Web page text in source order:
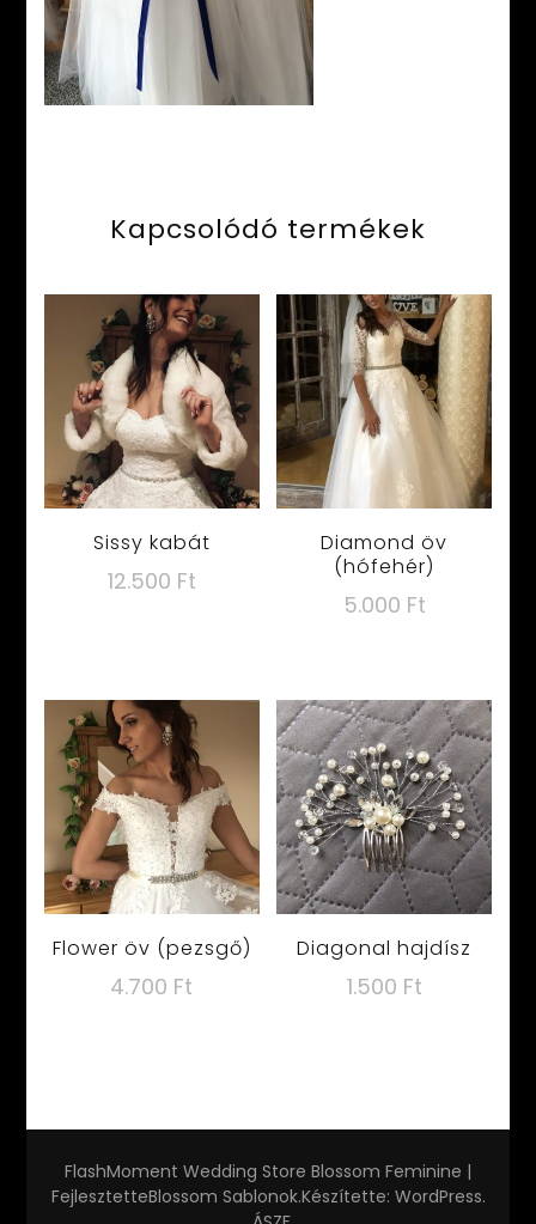
Kapcsolódó termékek
Sissy kabát
12.500 Ft
Diamond öv
(hófehér)
5.000 Ft
Flower öv (pezsgő)
4.700 Ft
Diagonal hajdísz
1.500 Ft
FlashMoment Wedding Store Blossom Feminine |
FejlesztetteBlossom Sablonok.Készítette: WordPress.